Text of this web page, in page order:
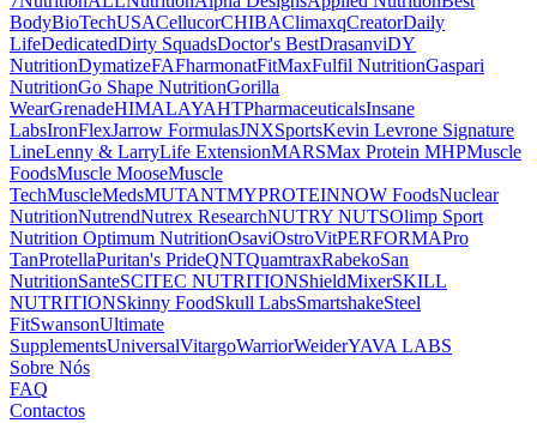
BodyBioTechUSACellucorCHIBAClimaxqCreatorDaily
LifeDedicatedDirty SquadsDoctor's BestDrasanviDY
NutritionDymatizeFAFharmonatFitMaxFulfil NutritionGaspari
NutritionGo Shape NutritionGorilla
WearGrenadeHIMALAYAHTPharmaceuticalsInsane
LabsIronFlexJarrow FormulasJNXSportsKevin Levrone Signature
LineLenny & LarryLife ExtensionMARSMax Protein MHPMuscle
FoodsMuscle MooseMuscle
TechMuscleMedsMUTANTMYPROTEINNOW FoodsNuclear
NutritionNutrendNutrex ResearchNUTRY NUTSOlimp Sport
Nutrition Optimum NutritionOsaviOstroVitPERFORMAPro
TanProtellaPuritan's PrideQNTQuamtraxRabekoSan
NutritionSanteSCITEC NUTRITIONShieldMixerSKILL
NUTRITIONSkinny FoodSkull LabsSmartshakeSteel
FitSwansonUltimate
SupplementsUniversalVitargoWarriorWeiderYAVA LABS
Sobre Nós
FAQ
Contactos